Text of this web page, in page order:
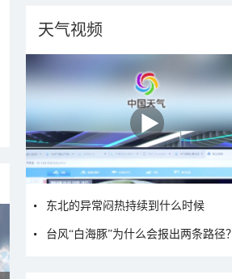
天气视频
东北的异常闷热持续到什么时候
台风“白海豚”为什么会报出两条路径？